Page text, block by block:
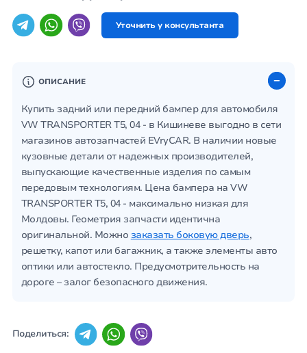
Уточнить у консультанта
ОПИСАНИЕ
Купить задний или передний бампер для автомобиля
VW TRANSPORTER T5, 04 - в Кишиневе выгодно в сети
магазинов автозапчастей EVryCAR. В наличии новые
кузовные детали от надежных производителей,
выпускающие качественные изделия по самым
передовым технологиям. Цена бампера на VW
TRANSPORTER T5, 04 - максимально низкая для
Молдовы. Геометрия запчасти идентична
оригинальной. Можно заказать боковую дверь,
решетку, капот или багажник, а также элементы авто
оптики или автостекло. Предусмотрительность на
дороге – залог безопасного движения.
Поделиться: